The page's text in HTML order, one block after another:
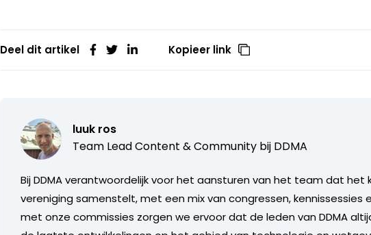
Deel dit artikel Kopieer link
luuk ros
Team Lead Content & Community bij DDMA
Bij DDMA verantwoordelijk voor het aansturen van het team dat het
vereniging samenstelt, met een mix van congressen, kennissessies
met onze commissies zorgen we ervoor dat de leden van DDMA